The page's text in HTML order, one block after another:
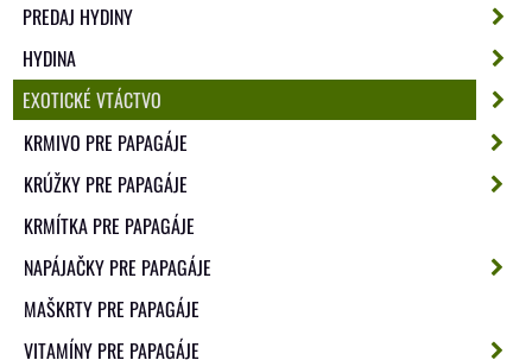
PREDAJ HYDINY
HYDINA
EXOTICKÉ VTÁCTVO
KRMIVO PRE PAPAGÁJE
KRÚŽKY PRE PAPAGÁJE
KRMÍTKA PRE PAPAGÁJE
NAPÁJAČKY PRE PAPAGÁJE
MAŠKRTY PRE PAPAGÁJE
VITAMÍNY PRE PAPAGÁJE